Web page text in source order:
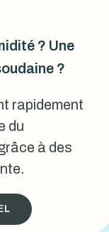
? Une
?
rapidement
du
à des